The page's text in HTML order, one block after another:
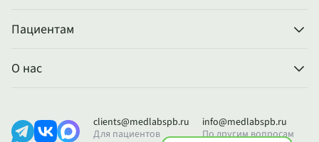
Пациентам
О нас
clients@medlabspb.ru
Для пациентов
info@medlabspb.ru
По другим вопросам